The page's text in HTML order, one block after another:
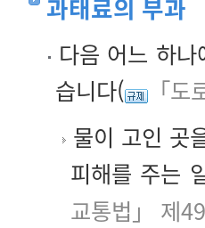
과태료의 부과
다음 어느 하
습니다(
「
물이 고인 곳
피해를 주는
교통법」 제